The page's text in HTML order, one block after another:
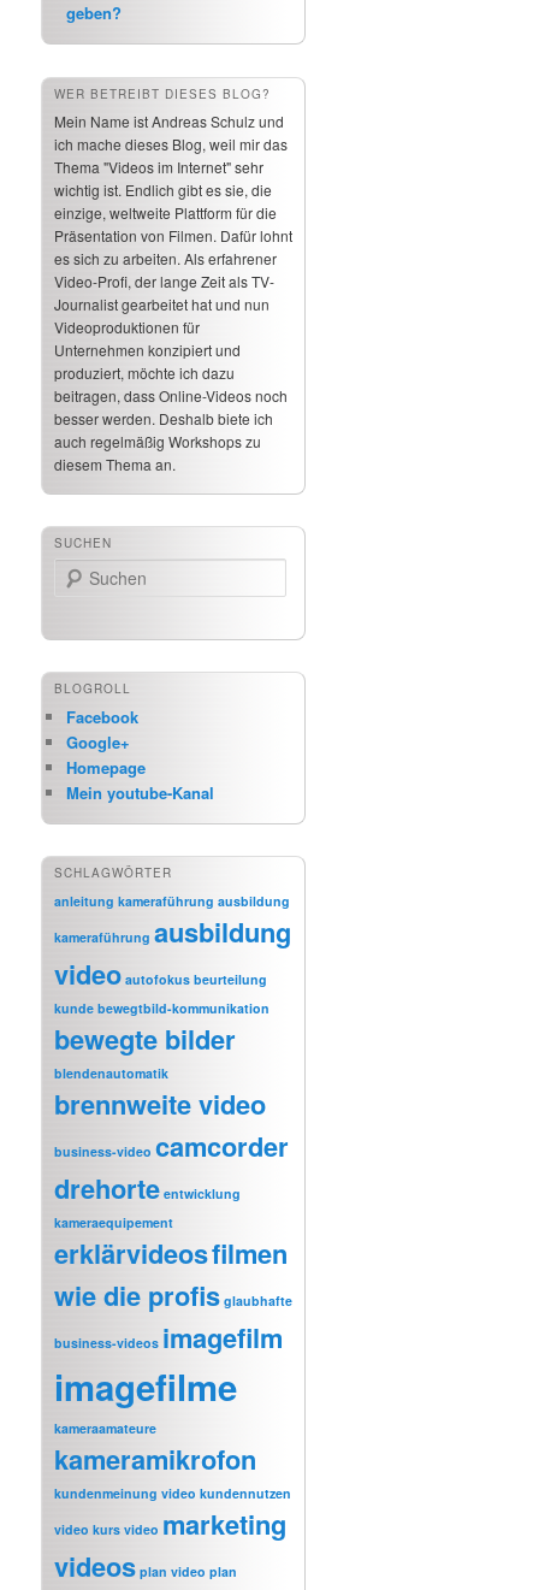
geben?
WER BETREIBT DIESES BLOG?
Mein Name ist Andreas Schulz und
ich mache dieses Blog, weil mir das
Thema "Videos im Internet" sehr
wichtig ist. Endlich gibt es sie, die
einzige, weltweite Plattform für die
Präsentation von Filmen. Dafür lohnt
es sich zu arbeiten. Als erfahrener
Video-Profi, der lange Zeit als TV-
Journalist gearbeitet hat und nun
Videoproduktionen für
Unternehmen konzipiert und
produziert, möchte ich dazu
beitragen, dass Online-Videos noch
besser werden. Deshalb biete ich
auch regelmäßig Workshops zu
diesem Thema an.
SUCHEN
Suchen
BLOGROLL
Facebook
Google+
Homepage
Mein youtube-Kanal
SCHLAGWÖRTER
anleitung kameraführung ausbildung
kameraführung ausbildung
video autofokus beurteilung
kunde bewegtbild-kommunikation
bewegte bilder
blendenautomatik
brennweite video
business-video camcorder
drehorte entwicklung
kameraequipement
erklärvideosfilmen
wie die profis glaubhafte
business-videos imagefilm
imagefilme
kameraamateure
kameramikrofon
kundenmeinung video kundennutzen
video kurs video marketing
videos plan video plan